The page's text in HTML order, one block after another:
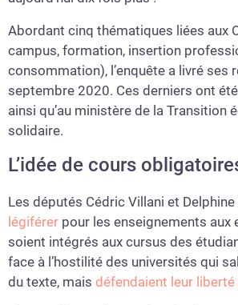
Abordant cinq thématiques liées aux
campus, formation, insertion
consommation), l’enquête a livré ses
septembre 2020. Ces derniers ont
ainsi qu’au ministère de la Transition
solidaire.
L’idée de cours
Les députés Cédric Villani et
légiférer pour les enseignements aux
soient intégrés aux cursus des
face à l’hostilité des universités qui
du texte, mais défendaient leur